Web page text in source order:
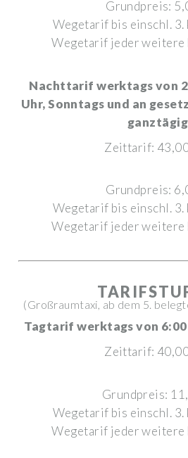
Grundpreis:
Wegetarif bis einschl. 3.
Wegetarif jeder weitere
Nachttarif werktags von
Uhr, Sonntags und an
ganztägig
Zeittarif:
Grundpreis:
Wegetarif bis einschl. 3.
Wegetarif jeder weitere
(Großraumtaxi, ab dem 5.
Tagtarif werktags von 6:00
Zeittarif:
Grundpreis:
Wegetarif bis einschl. 3.
Wegetarif jeder weitere